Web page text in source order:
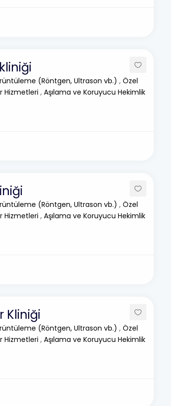
(Röntgen, Ultrason vb.) , Özel
Hizmetleri , Aşılama ve Koruyucu Hekimlik
(Röntgen, Ultrason vb.) , Özel
Hizmetleri , Aşılama ve Koruyucu Hekimlik
Kliniği
(Röntgen, Ultrason vb.) , Özel
Hizmetleri , Aşılama ve Koruyucu Hekimlik